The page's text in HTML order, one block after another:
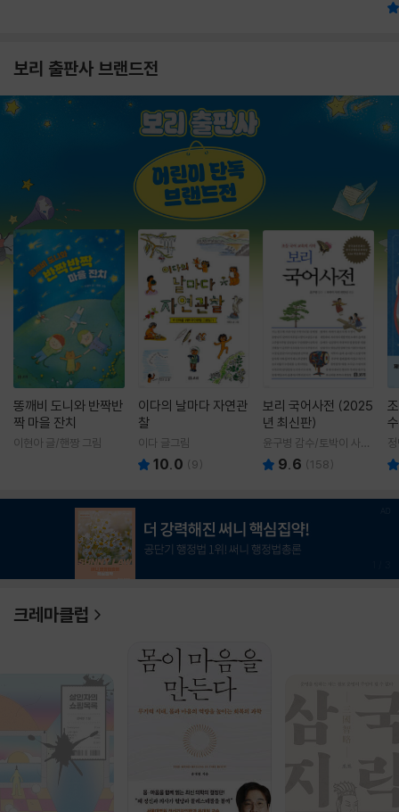
보리 출판사 브랜드전
똥깨비 도니와 반짝반
짝 마을 잔치
이현아 글/핸짱 그림
이다의 날마다 자연관
찰
이다 글그림
10.0 (9)
보리 국어사전 (2025
년 최신판)
윤구병 감수/토박이 사전
편찬실 편
9.6 (158)
크레마클럽